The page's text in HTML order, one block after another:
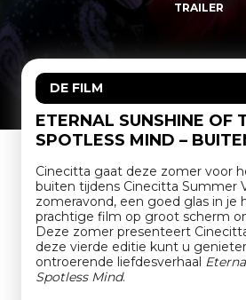
TRAILER
DE FILM
ETERNAL SUNSHINE OF
SPOTLESS MIND –
Cinecitta gaat deze zomer voor
buiten tijdens Cinecitta Summer
zomeravond, een goed glas in je
prachtige film op groot scherm
Deze zomer presenteert
deze vierde editie kunt u
ontroerende liefdesverhaal
Spotless Mind.